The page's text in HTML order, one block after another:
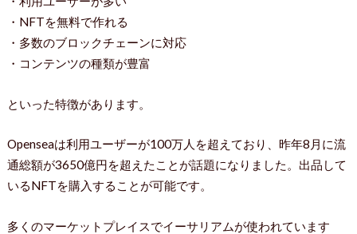
・NFTを無料で作れる
・多数のブロックチェーンに対応
・コンテンツの種類が豊富
といった特徴があります。
Openseaは利用ユーザーが100万人を超えており、昨年8月に流
通総額が3650億円を超えたことが話題になりました。出品して
いるNFTを購入することが可能です。
多くのマーケットプレイスでイーサリアムが使われています